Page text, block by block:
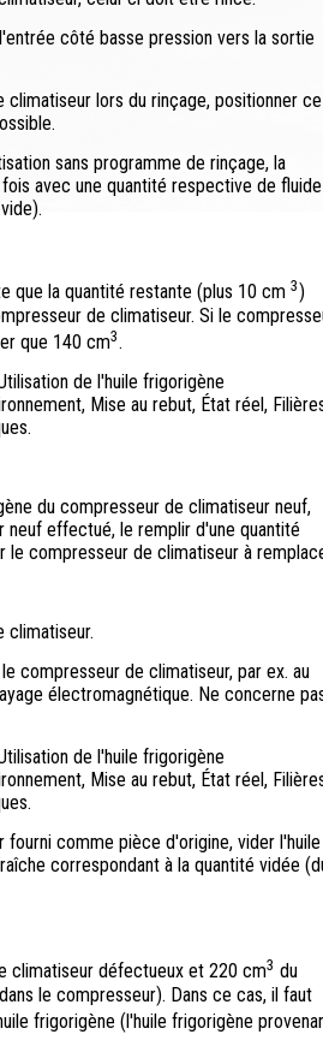
côté basse pression vers la sortie
lors du rinçage, positionner ce
sans programme de rinçage, la
avec une quantité respective de fluide
que la quantité restante (plus 10 cm 3 )
de climatiseur. Si le
que 140 cm3.
de l'huile frigorigène
Mise au rebut, État réel,
du compresseur de climatiseur neuf,
effectué, le remplir d'une quantité
le compresseur de climatiseur à
climatiseur.
compresseur de climatiseur, par ex. au
électromagnétique. Ne concerne
de l'huile frigorigène
Mise au rebut, État réel,
fourni comme pièce d'origine, vider l'huile
correspondant à la quantité vidée
climatiseur défectueux et 220 cm3 du
le compresseur). Dans ce cas, il faut
frigorigène (l'huile frigorigène